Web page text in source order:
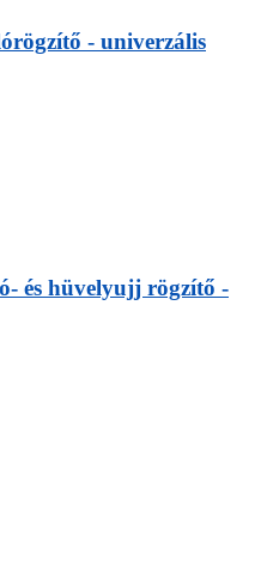
- univerzális
és hüvelyujj rögzítő -